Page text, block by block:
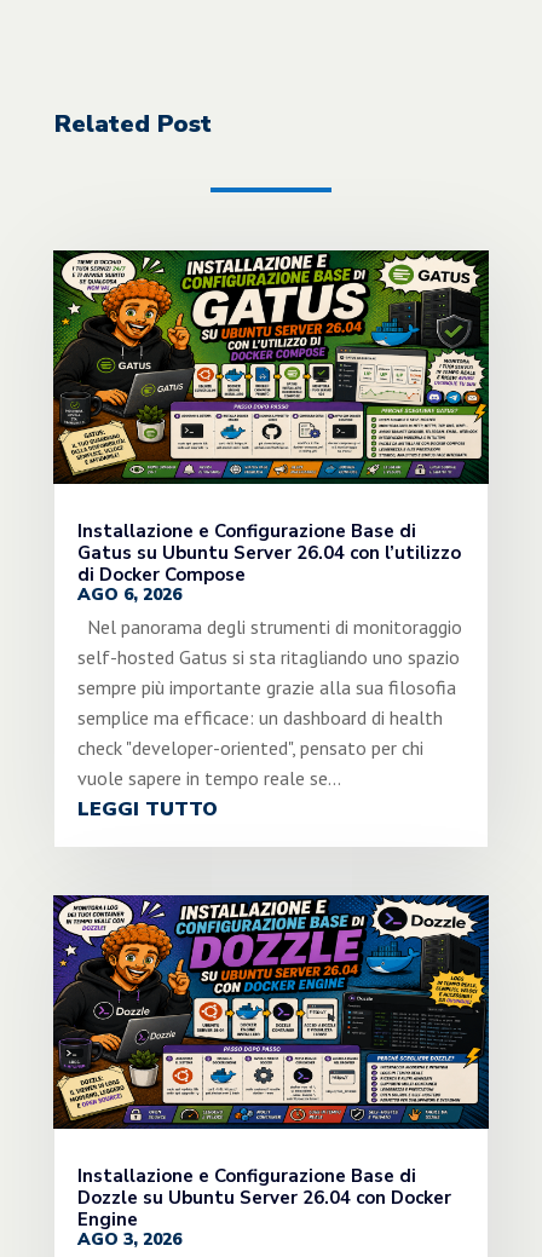
Related Post
Installazione e Configurazione Base di
Gatus su Ubuntu Server 26.04 con l’utilizzo
di Docker Compose
AGO 6, 2026
Nel panorama degli strumenti di monitoraggio
self-hosted Gatus si sta ritagliando uno spazio
sempre più importante grazie alla sua filosofia
semplice ma efficace: un dashboard di health
check "developer-oriented", pensato per chi
vuole sapere in tempo reale se...
LEGGI TUTTO
Installazione e Configurazione Base di
Dozzle su Ubuntu Server 26.04 con Docker
Engine
AGO 3, 2026